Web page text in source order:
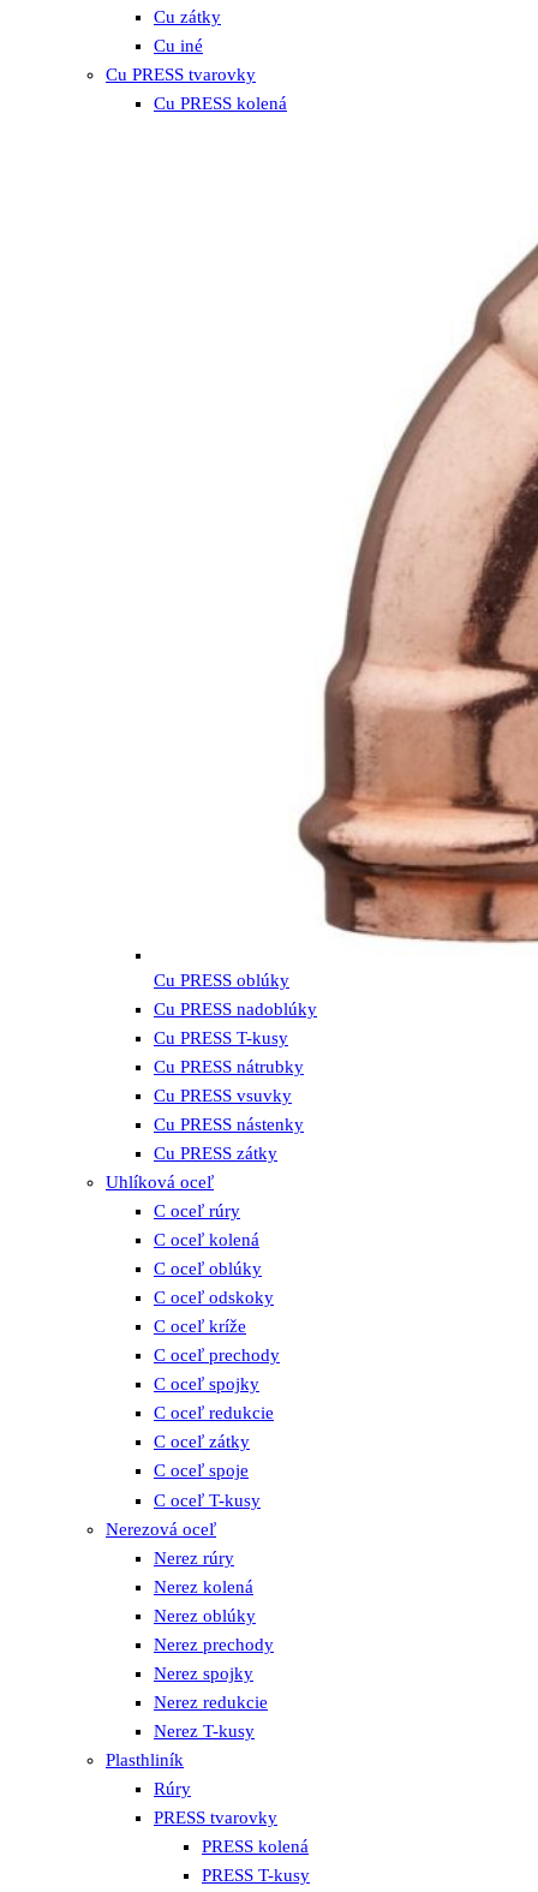
Cu zátky
Cu iné
Cu PRESS tvarovky
Cu PRESS kolená
Cu PRESS oblúky
Cu PRESS nadoblúky
Cu PRESS T-kusy
Cu PRESS nátrubky
Cu PRESS vsuvky
Cu PRESS nástenky
Cu PRESS zátky
Uhlíková oceľ
C oceľ rúry
C oceľ kolená
C oceľ oblúky
C oceľ odskoky
C oceľ kríže
C oceľ prechody
C oceľ spojky
C oceľ redukcie
C oceľ zátky
C oceľ spoje
C oceľ T-kusy
Nerezová oceľ
Nerez rúry
Nerez kolená
Nerez oblúky
Nerez prechody
Nerez spojky
Nerez redukcie
Nerez T-kusy
Plasthliník
Rúry
PRESS tvarovky
PRESS kolená
PRESS T-kusy